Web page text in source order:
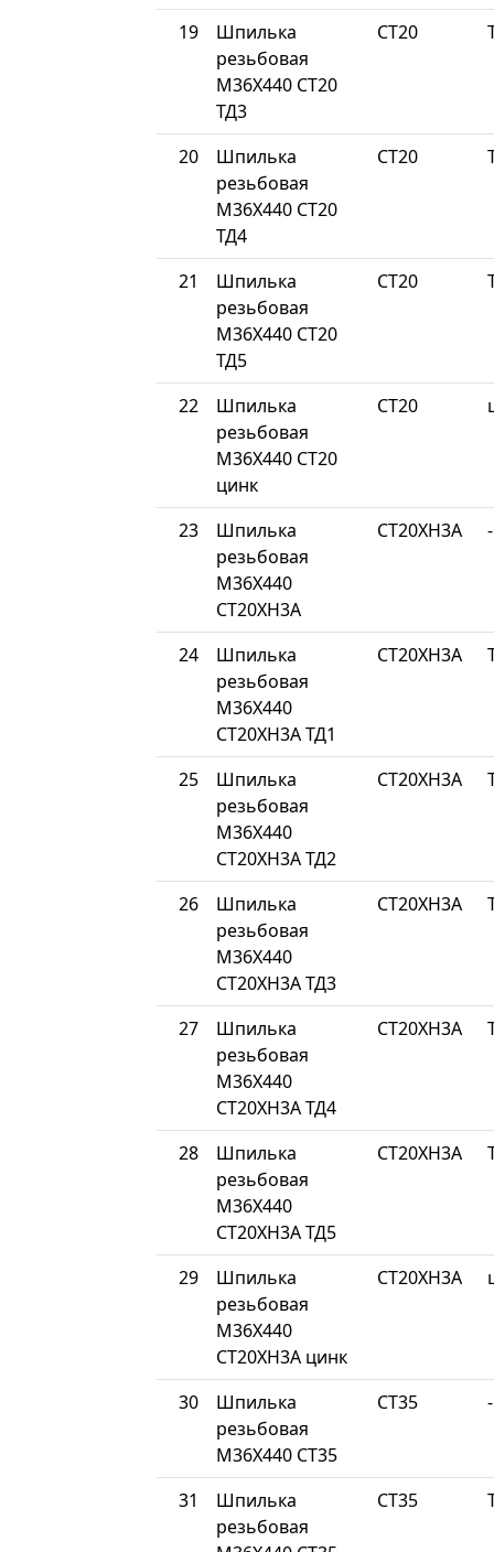
19
Шпилька
резьбовая
М36Х440 СТ20
ТД3
СТ20
20
Шпилька
резьбовая
М36Х440 СТ20
ТД4
СТ20
21
Шпилька
резьбовая
М36Х440 СТ20
ТД5
СТ20
22
Шпилька
резьбовая
М36Х440 СТ20
цинк
СТ20
23
Шпилька
резьбовая
М36Х440
СТ20ХН3А
СТ20ХН3А -
24
Шпилька
резьбовая
М36Х440
СТ20ХН3А ТД1
СТ20ХН3А
25
Шпилька
резьбовая
М36Х440
СТ20ХН3А ТД2
СТ20ХН3А
26
Шпилька
резьбовая
М36Х440
СТ20ХН3А ТД3
СТ20ХН3А
27
Шпилька
резьбовая
М36Х440
СТ20ХН3А ТД4
СТ20ХН3А
28
Шпилька
резьбовая
М36Х440
СТ20ХН3А ТД5
СТ20ХН3А
29
Шпилька
резьбовая
М36Х440
СТ20ХН3А цинк
СТ20ХН3А
30
Шпилька
резьбовая
М36Х440 СТ35
СТ35 -
31
Шпилька
резьбовая
СТ35